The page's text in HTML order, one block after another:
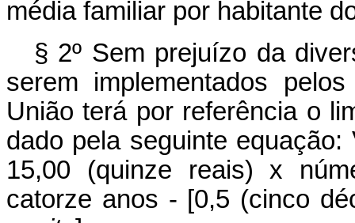
média familiar por habitante
§ 2º Sem prejuízo da
serem implementados
União terá por referência o
dado pela seguinte
15,00 (quinze reais) x
catorze anos - [0,5 (cinco